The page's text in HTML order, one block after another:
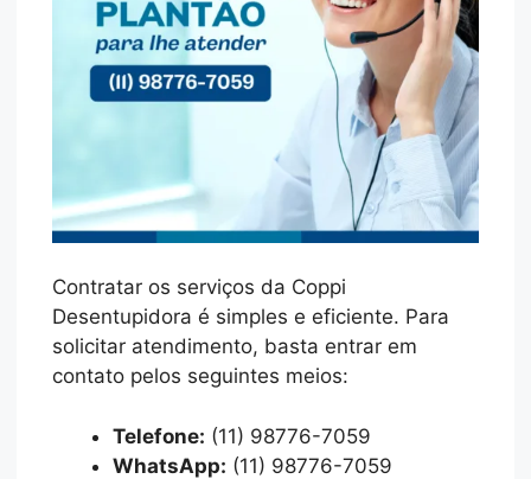
Contratar os serviços da Coppi
Desentupidora é simples e eficiente. Para
solicitar atendimento, basta entrar em
contato pelos seguintes meios:
Telefone: (11) 98776-7059
WhatsApp: (11) 98776-7059